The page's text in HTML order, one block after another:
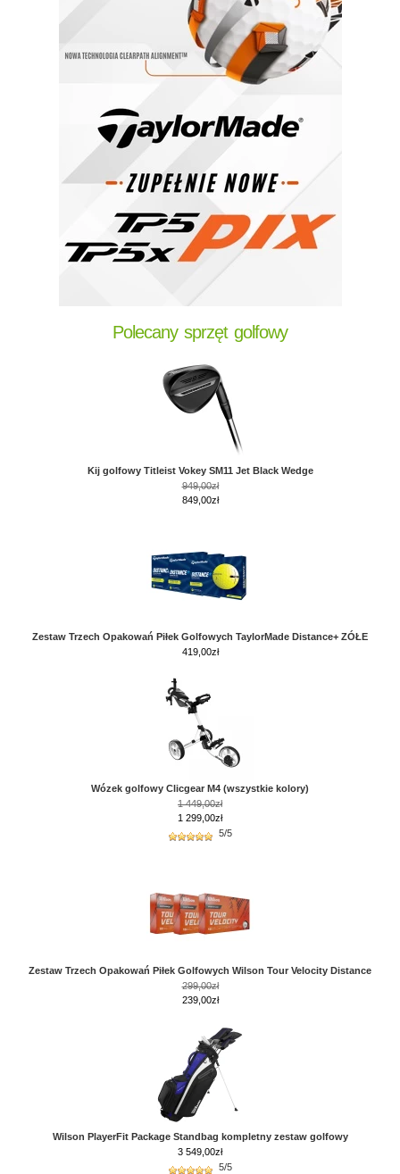
Polecany sprzęt golfowy
Kij golfowy Titleist Vokey SM11 Jet Black Wedge
949,00zł
849,00zł
Zestaw Trzech Opakowań Piłek Golfowych TaylorMade Distance+ ZÓŁE
419,00zł
Wózek golfowy Clicgear M4 (wszystkie kolory)
1 449,00zł
1 299,00zł
5/5
Zestaw Trzech Opakowań Piłek Golfowych Wilson Tour Velocity Distance
299,00zł
239,00zł
Wilson PlayerFit Package Standbag kompletny zestaw golfowy
3 549,00zł
5/5